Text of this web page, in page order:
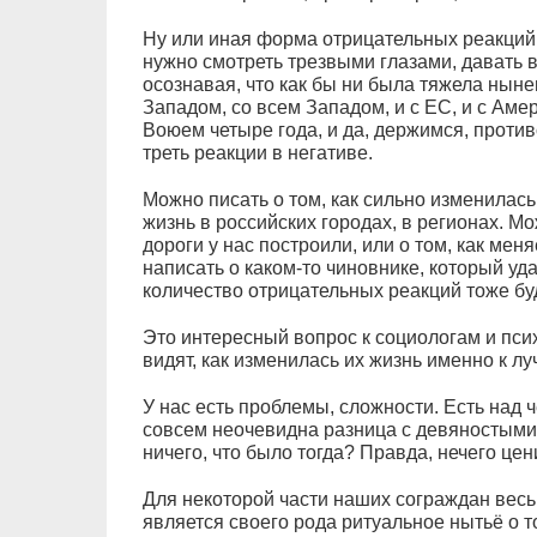
Ну или иная форма отрицательных
нужно смотреть трезвыми глазами, давать
осознавая, что как бы ни была тяжела
Западом, со всем Западом, и с ЕС, и с
Воюем четыре года, и да, держимся,
треть реакции в негативе.
Можно писать о том, как сильно
жизнь в российских городах, в регионах.
дороги у нас построили, или о том, как
написать о каком-то чиновнике, который
количество отрицательных реакций тоже
Это интересный вопрос к социологам и
видят, как изменилась их жизнь именно к
У нас есть проблемы, сложности. Есть над
совсем неочевидна разница с
ничего, что было тогда? Правда, нечего
Для некоторой части наших сограждан
является своего рода ритуальное нытьё о